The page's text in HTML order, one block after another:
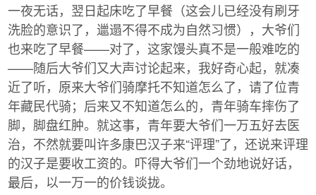
一夜无话，翌日起床吃了早餐（这会儿已经没有刷牙
洗脸的意识了，邋遢不得不成为自然习惯），大爷们
也来吃了早餐——对了，这家馒头真不是一般难吃的
——随后大爷们又大声讨论起来，我好奇心起，就凑
近了听，原来大爷们骑摩托不知道怎么了，请了位青
年藏民代骑；后来又不知道怎么的，青年骑车摔伤了
脚，脚盘红肿。就这事，青年要大爷们一万五好去医
治，不然就要叫许多康巴汉子来“评理”了，还说来评理
的汉子是要收工资的。吓得大爷们一个劲地说好话，
最后，以一万一的价钱谈拢。